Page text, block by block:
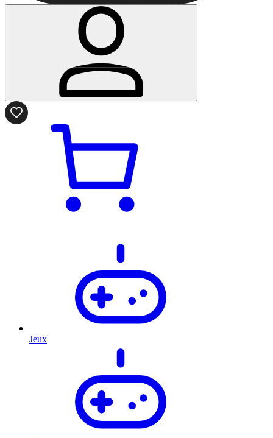
Jeux